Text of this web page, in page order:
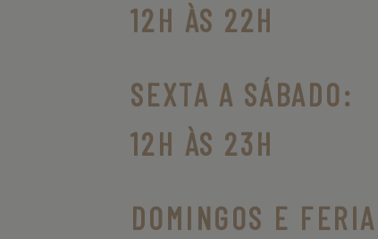
12H ÀS 22H
SEXTA A SÁBADO:
12H ÀS 23H
DOMINGOS E